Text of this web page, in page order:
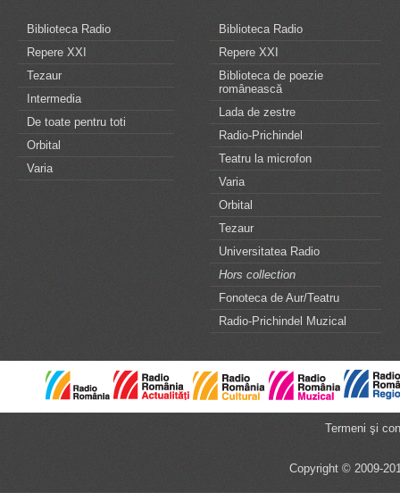
Biblioteca Radio
Repere XXI
Tezaur
Intermedia
De toate pentru toti
Orbital
Varia
Biblioteca Radio
Repere XXI
Biblioteca de poezie
românească
Lada de zestre
Radio-Prichindel
Teatru la microfon
Varia
Orbital
Tezaur
Universitatea Radio
Hors collection
Fonoteca de Aur/Teatru
Radio-Prichindel Muzical
Termeni şi
Copyright © 2009-